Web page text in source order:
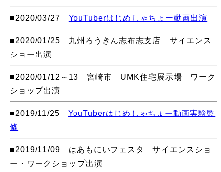
■2020/03/27 YouTuberはじめしゃちょー動画出演
■2020/01/25 九州ろうきん志布志支店 サイエンス
ショー出演
■2020/01/12～13 宮崎市 UMK住宅展示場 ワーク
ショップ出演
■2019/11/25 YouTuberはじめしゃちょー動画実験監
修
■2019/11/09 はあもにいフェスタ サイエンスショ
ー・ワークショップ出演